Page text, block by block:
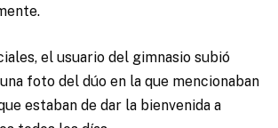
el usuario del gimnasio subió
foto del dúo en la que mencionaban
estaban de dar la bienvenida a